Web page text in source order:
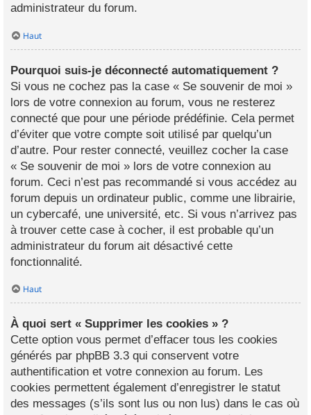
administrateur du forum.
Haut
Pourquoi suis-je déconnecté automatiquement ?
Si vous ne cochez pas la case « Se souvenir de moi »
lors de votre connexion au forum, vous ne resterez
connecté que pour une période prédéfinie. Cela permet
d’éviter que votre compte soit utilisé par quelqu’un
d’autre. Pour rester connecté, veuillez cocher la case
« Se souvenir de moi » lors de votre connexion au
forum. Ceci n’est pas recommandé si vous accédez au
forum depuis un ordinateur public, comme une librairie,
un cybercafé, une université, etc. Si vous n’arrivez pas
à trouver cette case à cocher, il est probable qu’un
administrateur du forum ait désactivé cette
fonctionnalité.
Haut
À quoi sert « Supprimer les cookies » ?
Cette option vous permet d’effacer tous les cookies
générés par phpBB 3.3 qui conservent votre
authentification et votre connexion au forum. Les
cookies permettent également d’enregistrer le statut
des messages (s’ils sont lus ou non lus) dans le cas où